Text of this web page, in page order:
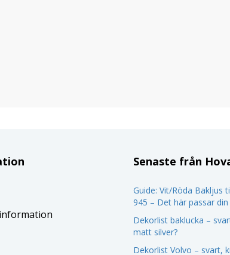
Senaste från
Guide: Vit/Röda Bakljus
945 – Det här passar
Dekorlist baklucka –
matt silver?
Dekorlist Volvo – svart,